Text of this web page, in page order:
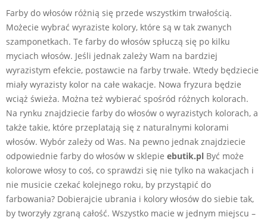
Farby do włosów różnią się przede wszystkim trwałością.
Możecie wybrać wyraziste kolory, które są w tak zwanych
szamponetkach. Te farby do włosów spłuczą się po kilku
myciach włosów. Jeśli jednak zależy Wam na bardziej
wyrazistym efekcie, postawcie na farby trwałe. Wtedy będziecie
miały wyrazisty kolor na całe wakacje. Nowa fryzura będzie
wciąż świeża. Można też wybierać spośród różnych kolorach.
Na rynku znajdziecie farby do włosów o wyrazistych kolorach, a
także takie, które przeplatają się z naturalnymi kolorami
włosów. Wybór zależy od Was. Na pewno jednak znajdziecie
odpowiednie farby do włosów w sklepie ebutik.pl Być może
kolorowe włosy to coś, co sprawdzi się nie tylko na wakacjach i
nie musicie czekać kolejnego roku, by przystąpić do
farbowania? Dobierajcie ubrania i kolory włosów do siebie tak,
by tworzyły zgraną całość. Wszystko macie w jednym miejscu –